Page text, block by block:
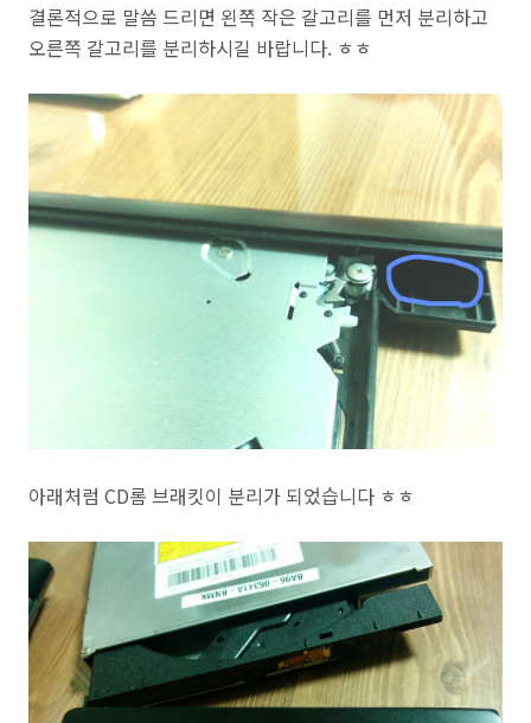
결론적으로 말씀 드리면 왼쪽 작은 갈고리를 먼저 분리하고
오른쪽 갈고리를 분리하시길 바랍니다. ㅎㅎ
아래처럼 CD롬 브래킷이 분리가 되었습니다 ㅎㅎ